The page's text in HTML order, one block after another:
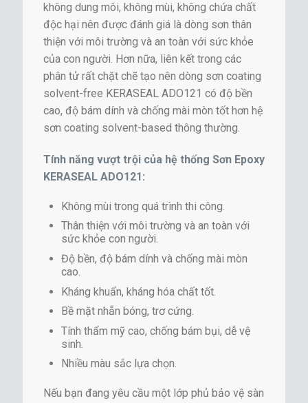
không dung môi, không mùi, không chứa chất
độc hại nên được đánh giá là dòng sơn thân
thiện với môi trường và an toàn với sức khỏe
của con người. Hơn nữa, liên kết trong các
phân tử rất chặt chẽ tạo nên dòng sơn coating
solvent-free KERASEAL ADO121 có độ bền
cao, độ bám dính và chống mài mòn tốt hơn hệ
sơn coating solvent-based thông thường.
Tính năng vượt trội của hệ thống Sơn Epoxy
KERASEAL ADO121:
Không mùi trong quá trình thi công.
Thân thiện với môi trường và an toàn với
sức khỏe con người.
Độ bền, độ bám dính và chống mài mòn
cao.
Kháng khuẩn, kháng hóa chất tốt.
Bề mặt nhẵn bóng, trơ cứng.
Tính thẩm mỹ cao, chống bám bụi, dễ vệ
sinh.
Nhiều màu sắc lựa chọn.
Nếu bạn đang yêu cầu một lớp phủ bảo vệ sàn